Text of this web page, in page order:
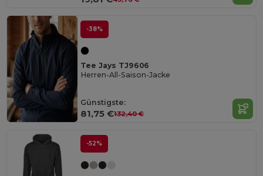
-38%
Tee Jays TJ9606
Herren-All-Saison-Jacke
Günstigste:
81,75 €132,40 €
-52%